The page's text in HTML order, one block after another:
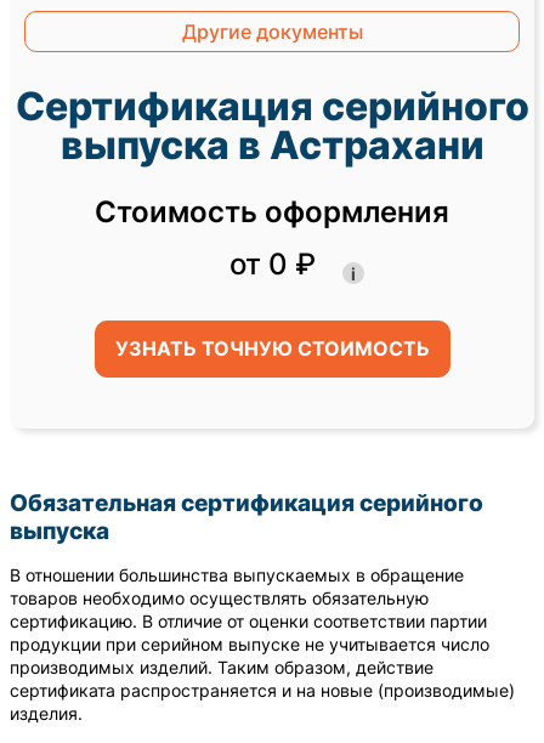
Другие документы
Сертификация серийного
выпуска в Астрахани
Стоимость оформления
от 0 ₽
i
УЗНАТЬ ТОЧНУЮ СТОИМОСТЬ
Обязательная сертификация серийного
выпуска
В отношении большинства выпускаемых в обращение
товаров необходимо осуществлять обязательную
сертификацию. В отличие от оценки соответствии партии
продукции при серийном выпуске не учитывается число
производимых изделий. Таким образом, действие
сертификата распространяется и на новые (производимые)
изделия.